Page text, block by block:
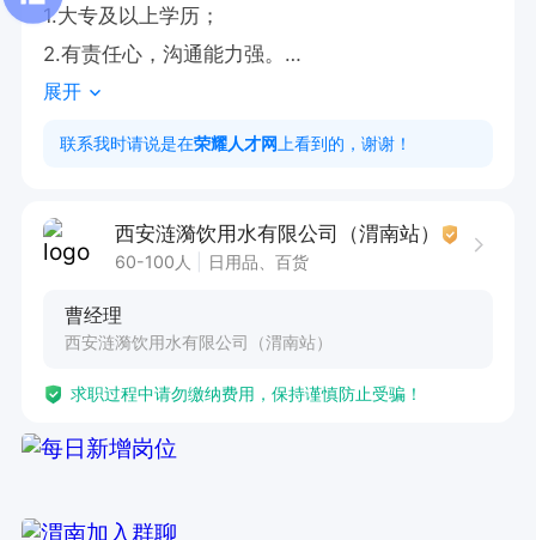
1.大专及以上学历；
2.有责任心，沟通能力强。
3.男   士  优先
展开
联系我时请说是在荣耀人才网 上看到的，谢谢！
西安涟漪饮用水有限公司（渭南站）
60-100人 日用品、百货
曹经理
西安涟漪饮用水有限公司（渭南站）
求职过程中请勿缴纳费用，保持谨慎防止受骗！